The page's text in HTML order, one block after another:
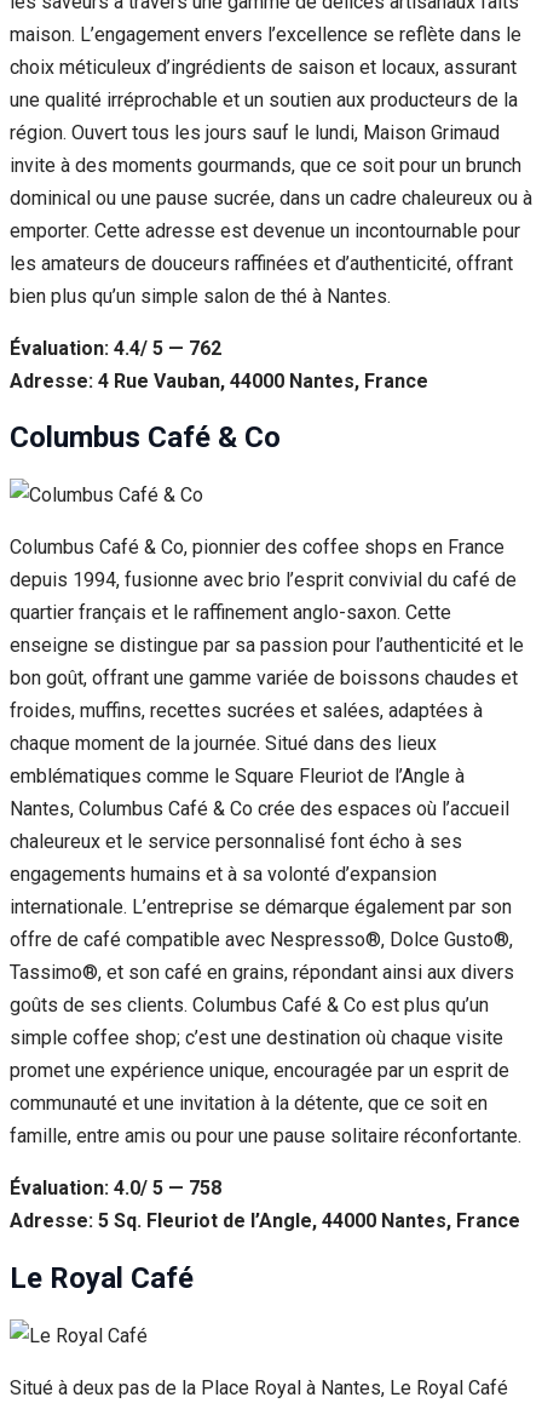
maison. L’engagement envers l’excellence se reflète dans le
choix méticuleux d’ingrédients de saison et locaux, assurant
une qualité irréprochable et un soutien aux producteurs de la
région. Ouvert tous les jours sauf le lundi, Maison Grimaud
invite à des moments gourmands, que ce soit pour un brunch
dominical ou une pause sucrée, dans un cadre chaleureux ou à
emporter. Cette adresse est devenue un incontournable pour
les amateurs de douceurs raffinées et d’authenticité, offrant
bien plus qu’un simple salon de thé à Nantes.
Évaluation: 4.4/ 5 — 762
Adresse: 4 Rue Vauban, 44000 Nantes, France
Columbus Café & Co
Columbus Café & Co, pionnier des coffee shops en France
depuis 1994, fusionne avec brio l’esprit convivial du café de
quartier français et le raffinement anglo-saxon. Cette
enseigne se distingue par sa passion pour l’authenticité et le
bon goût, offrant une gamme variée de boissons chaudes et
froides, muffins, recettes sucrées et salées, adaptées à
chaque moment de la journée. Situé dans des lieux
emblématiques comme le Square Fleuriot de l’Angle à
Nantes, Columbus Café & Co crée des espaces où l’accueil
chaleureux et le service personnalisé font écho à ses
engagements humains et à sa volonté d’expansion
internationale. L’entreprise se démarque également par son
offre de café compatible avec Nespresso®, Dolce Gusto®,
Tassimo®, et son café en grains, répondant ainsi aux divers
goûts de ses clients. Columbus Café & Co est plus qu’un
simple coffee shop; c’est une destination où chaque visite
promet une expérience unique, encouragée par un esprit de
communauté et une invitation à la détente, que ce soit en
famille, entre amis ou pour une pause solitaire réconfortante.
Évaluation: 4.0/ 5 — 758
Adresse: 5 Sq. Fleuriot de l’Angle, 44000 Nantes, France
Le Royal Café
Situé à deux pas de la Place Royal à Nantes, Le Royal Café